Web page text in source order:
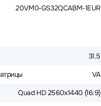
20VM0-GS32QCABM-1EUR
31.5
VA
Quad HD 2560x1440 (16:9)